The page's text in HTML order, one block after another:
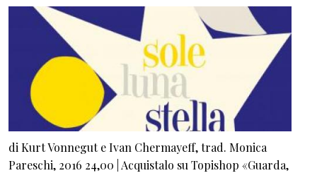
di Kurt Vonnegut e Ivan Chermayeff, trad. Monica
Pareschi, 2016 24,00 | Acquistalo su Topishop «Guarda,